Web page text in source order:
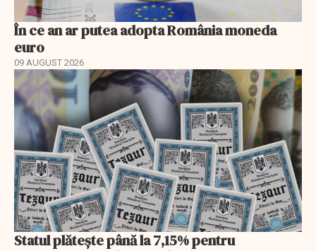
În ce an ar putea adopta România moneda
euro
09 AUGUST 2026
Statul plătește până la 7,15% pentru